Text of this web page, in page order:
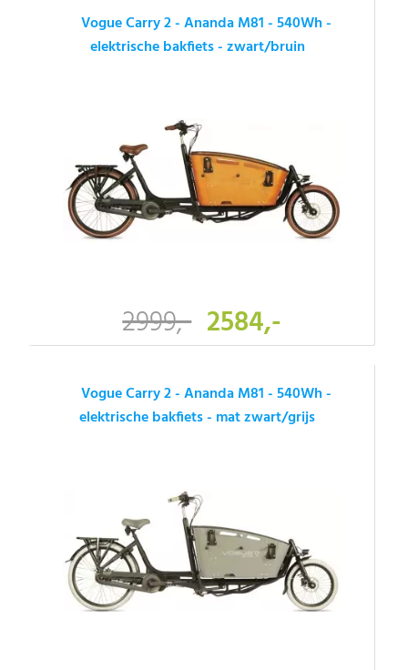
Vogue Carry 2 - Ananda M81 - 540Wh -
elektrische bakfiets - zwart/bruin
2999,- 2584,-
Vogue Carry 2 - Ananda M81 - 540Wh -
elektrische bakfiets - mat zwart/grijs